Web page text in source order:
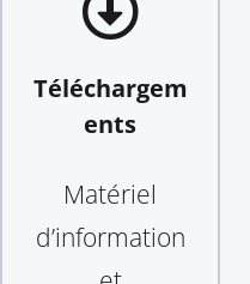
Téléchargem
ents
Matériel
d’information